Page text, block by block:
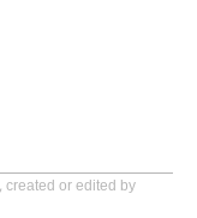
created or edited by